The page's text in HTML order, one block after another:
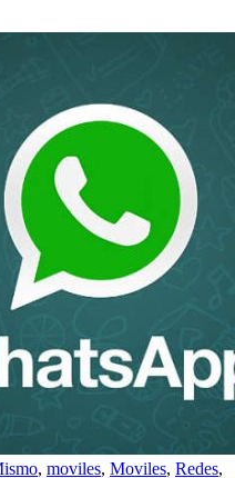
, moviles, Moviles, Redes,